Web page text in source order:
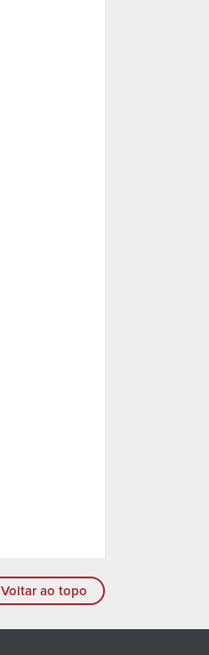
Voltar ao topo